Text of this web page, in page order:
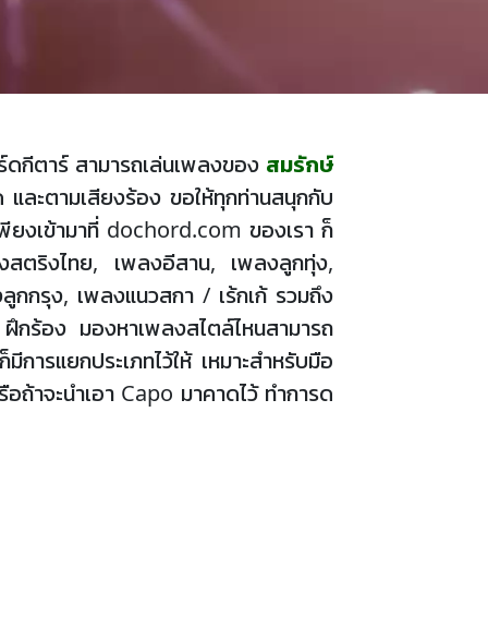
กีตาร์ สามารถเล่นเพลงของ สมรักษ์
ละตามเสียงร้อง ขอให้ทุกท่านสนุกกับ
งเข้ามาที่ dochord.com ของเรา ก็
งสตริงไทย, เพลงอีสาน, เพลงลูกทุ่ง,
กรุง, เพลงแนวสกา / เร้กเก้ รวมถึง
กร้อง มองหาเพลงสไตล์ไหนสามารถ
ารแยกประเภทไว้ให้ เหมาะสำหรับมือ
ถ้าจะนำเอา Capo มาคาดไว้ ทำการด